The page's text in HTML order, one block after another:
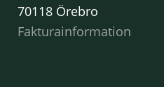
70118 Örebro
Fakturainformation